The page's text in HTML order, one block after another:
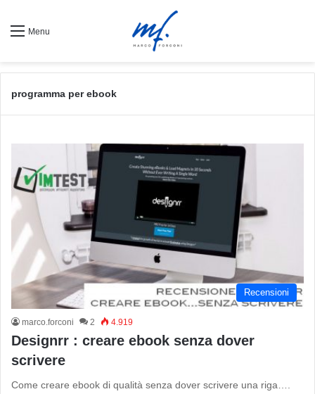
Menu
programma per ebook
Recensioni
marco.forconi 2 4.919
Designrr : creare ebook senza dover
scrivere
Come creare ebook di qualità senza dover scrivere una riga….